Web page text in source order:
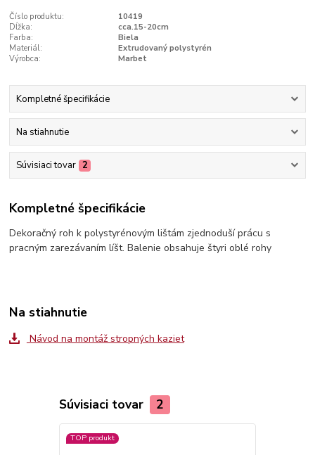
Číslo produktu:
10419
Dĺžka:
cca.15-20cm
Farba:
Biela
Materiál:
Extrudovaný polystyrén
Výrobca:
Marbet
Kompletné špecifikácie
Na stiahnutie
Súvisiaci tovar 2
Kompletné špecifikácie
Dekoračný roh k polystyrénovým lištám zjednoduší prácu s
pracným zarezávaním líšt. Balenie obsahuje štyri oblé rohy
Na stiahnutie
Návod na montáž stropných kaziet
Súvisiaci tovar 2
TOP produkt